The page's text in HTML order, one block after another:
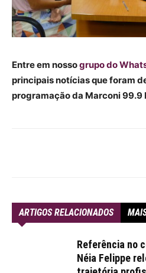
Entre em nossogrupo do
principais notícias que foram
programação da Marconi 99.9
ARTIGOS RELACIONADOS
Referência no
Néia Felippe